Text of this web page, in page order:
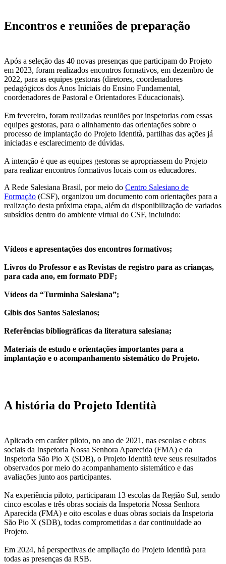
Encontros e reuniões de preparação
Após a seleção das 40 novas presenças que participam do Projeto
em 2023, foram realizados encontros formativos, em dezembro de
2022, para as equipes gestoras (diretores, coordenadores
pedagógicos dos Anos Iniciais do Ensino Fundamental,
coordenadores de Pastoral e Orientadores Educacionais).
Em fevereiro, foram realizadas reuniões por inspetorias com essas
equipes gestoras, para o alinhamento das orientações sobre o
processo de implantação do Projeto Identità, partilhas das ações já
iniciadas e esclarecimento de dúvidas.
A intenção é que as equipes gestoras se apropriassem do Projeto
para realizar encontros formativos locais com os educadores.
A Rede Salesiana Brasil, por meio do Centro Salesiano de
Formação (CSF), organizou um documento com orientações para a
realização desta próxima etapa, além da disponibilização de variados
subsídios dentro do ambiente virtual do CSF, incluindo:
Vídeos e apresentações dos encontros formativos;
Livros do Professor e as Revistas de registro para as crianças,
para cada ano, em formato PDF;
Vídeos da “Turminha Salesiana”;
Gibis dos Santos Salesianos;
Referências bibliográficas da literatura salesiana;
Materiais de estudo e orientações importantes para a
implantação e o acompanhamento sistemático do Projeto.
A história do Projeto Identità
Aplicado em caráter piloto, no ano de 2021, nas escolas e obras
sociais da Inspetoria Nossa Senhora Aparecida (FMA) e da
Inspetoria São Pio X (SDB), o Projeto Identità teve seus resultados
observados por meio do acompanhamento sistemático e das
avaliações junto aos participantes.
Na experiência piloto, participaram 13 escolas da Região Sul, sendo
cinco escolas e três obras sociais da Inspetoria Nossa Senhora
Aparecida (FMA) e oito escolas e duas obras sociais da Inspetoria
São Pio X (SDB), todas comprometidas a dar continuidade ao
Projeto.
Em 2024, há perspectivas de ampliação do Projeto Identità para
todas as presenças da RSB.